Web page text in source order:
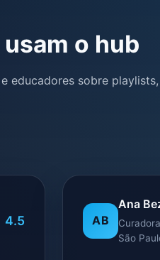
o hub
educadores sobre
4.5 AB
Ana
São